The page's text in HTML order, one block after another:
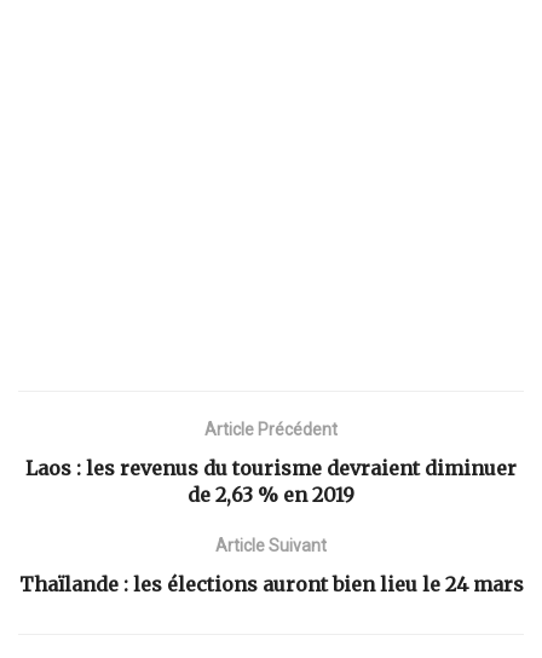
Article Précédent
Laos : les revenus du tourisme devraient diminuer
de 2,63 % en 2019
Article Suivant
Thaïlande : les élections auront bien lieu le 24 mars